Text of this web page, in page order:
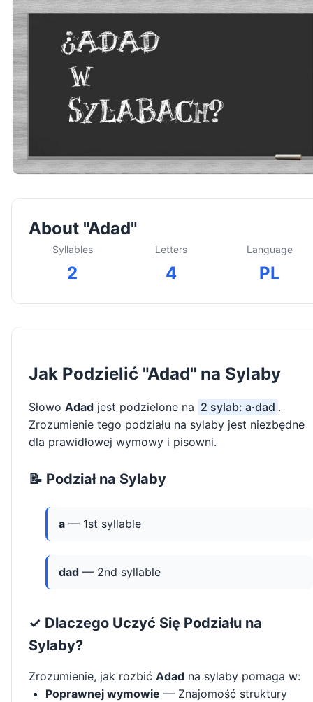
About "Adad"
Syllables
2
Letters
4
Language
PL
Jak Podzielić "Adad" na Sylaby
Słowo Adad jest podzielone na 2 sylab: a·dad .
Zrozumienie tego podziału na sylaby jest niezbędne
dla prawidłowej wymowy i pisowni.
📝 Podział na Sylaby
a — 1st syllable
dad — 2nd syllable
✓ Dlaczego Uczyć Się Podziału na
Sylaby?
Zrozumienie, jak rozbić Adad na sylaby pomaga w:
Poprawnej wymowie — Znajomość struktury